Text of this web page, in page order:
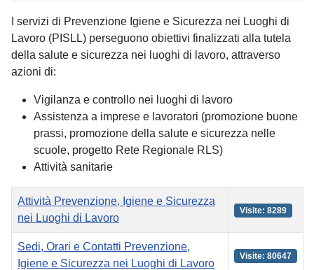
I servizi di Prevenzione Igiene e Sicurezza nei Luoghi di
Lavoro (PISLL) perseguono obiettivi finalizzati alla tutela
della salute e sicurezza nei luoghi di lavoro, attraverso
azioni di:
Vigilanza e controllo nei luoghi di lavoro
Assistenza a imprese e lavoratori (promozione buone
prassi, promozione della salute e sicurezza nelle
scuole, progetto Rete Regionale RLS)
Attività sanitarie
Titolo Visite
Attività Prevenzione, Igiene e Sicurezza
nei Luoghi di Lavoro
Visite: 8289
Sedi, Orari e Contatti Prevenzione,
Igiene e Sicurezza nei Luoghi di Lavoro
Visite: 80647